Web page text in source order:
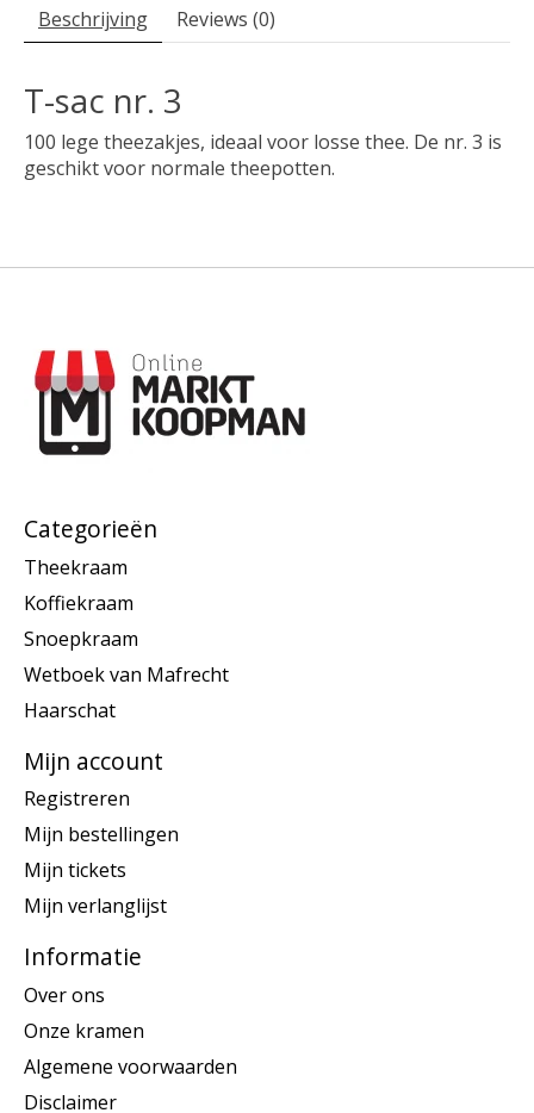
Beschrijving Reviews (0)
T-sac nr. 3
100 lege theezakjes, ideaal voor losse thee. De nr. 3 is
geschikt voor normale theepotten.
Categorieën
Theekraam
Koffiekraam
Snoepkraam
Wetboek van Mafrecht
Haarschat
Mijn account
Registreren
Mijn bestellingen
Mijn tickets
Mijn verlanglijst
Informatie
Over ons
Onze kramen
Algemene voorwaarden
Disclaimer